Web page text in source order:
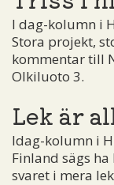
I dag-kolumn i
Stora projekt,
kommentar till
Olkiluoto 3.
Lek är
Idag-kolumn i
Finland sägs
svaret i mera